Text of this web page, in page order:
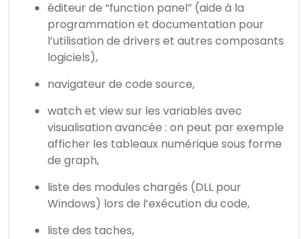
éditeur de “function panel” (aide à la
programmation et documentation pour
l’utilisation de drivers et autres composants
logiciels),
navigateur de code source,
watch et view sur les variables avec
visualisation avancée : on peut par exemple
afficher les tableaux numérique sous forme
de graph,
liste des modules chargés (DLL pour
Windows) lors de l’exécution du code,
liste des taches,